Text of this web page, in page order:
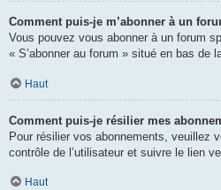
Comment puis-je m’abonner à un
Vous pouvez vous abonner à un forum
« S’abonner au forum » situé en bas de
Haut
Comment puis-je résilier mes
Pour résilier vos abonnements, veuillez
contrôle de l’utilisateur et suivre le lien
Haut